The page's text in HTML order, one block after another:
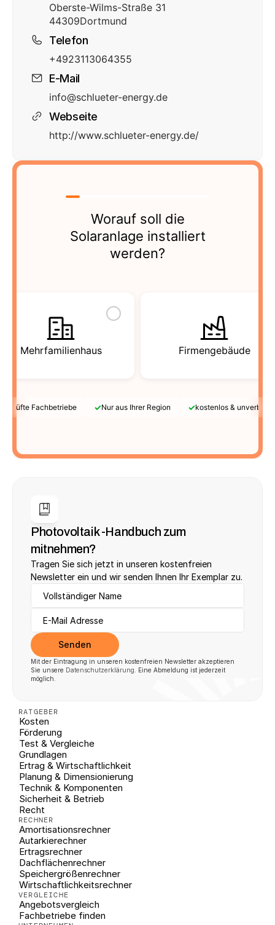
Oberste-Wilms-Straße 31
44309Dortmund
Telefon
+4923113064355
E-Mail
info@schlueter-energy.de
Webseite
http://www.schlueter-energy.de/
Worauf soll die
Solaranlage installiert
werden?
Mehrfamilienhaus Firmengebäude
Fachbetriebe ✓Nur aus Ihrer Region ✓kostenlos &
Photovoltaik -Handbuch zum
mitnehmen?
Tragen Sie sich jetzt in unseren kostenfreien
Newsletter ein und wir senden Ihnen Ihr Exemplar zu.
Senden
Mit der Eintragung in unseren kostenfreien Newsletter akzeptieren
Sie unsere Datenschutzerklärung . Eine Abmeldung ist jederzeit
möglich.
RATGEBER
Kosten
Förderung
Test & Vergleiche
Grundlagen
Ertrag & Wirtschaftlichkeit
Planung & Dimensionierung
Technik & Komponenten
Sicherheit & Betrieb
Recht
RECHNER
Amortisationsrechner
Autarkierechner
Ertragsrechner
Dachflächenrechner
Speichergrößenrechner
Wirtschaftlichkeitsrechner
VERGLEICHE
Angebotsvergleich
Fachbetriebe finden